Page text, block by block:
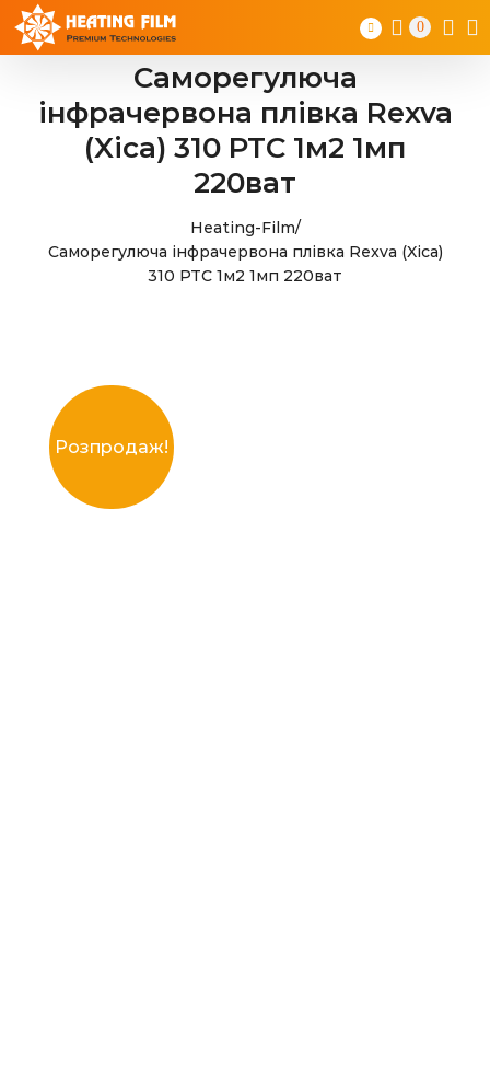
Skip
0
Саморегулюча
інфрачервона плівка Rexva
(Xica) 310 PTC 1м2 1мп
220ват
Heating-Film/
Саморегулюча інфрачервона плівка Rexva (Xica)
310 PTC 1м2 1мп 220ват
Розпродаж!